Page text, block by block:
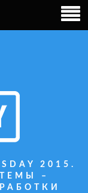
2015.
–